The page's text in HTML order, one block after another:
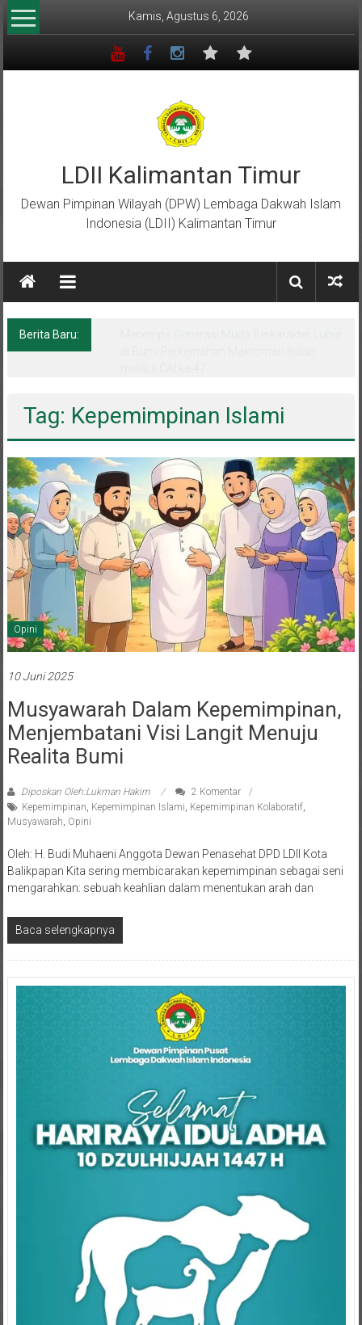
Lompat
ke
Kamis, Agustus 6, 2026
LDII Kalimantan Timur
Dewan Pimpinan Wilayah (DPW) Lembaga Dakwah Islam
Indonesia (LDII) Kalimantan Timur
Berita Baru:
Tag: Kepemimpinan Islami
Opini
10 Juni 2025
Musyawarah Dalam Kepemimpinan,
Menjembatani Visi Langit Menuju
Realita Bumi
Diposkan Oleh:Lukman Hakim
2 Komentar
Kepemimpinan Kepemimpinan Islami Kepemimpinan Kolaboratif,
Musyawarah Opini
Oleh: H. Budi Muhaeni Anggota Dewan Penasehat DPD LDII Kota
Balikpapan Kita sering membicarakan kepemimpinan sebagai seni
mengarahkan: sebuah keahlian dalam menentukan arah dan
Baca selengkapnya